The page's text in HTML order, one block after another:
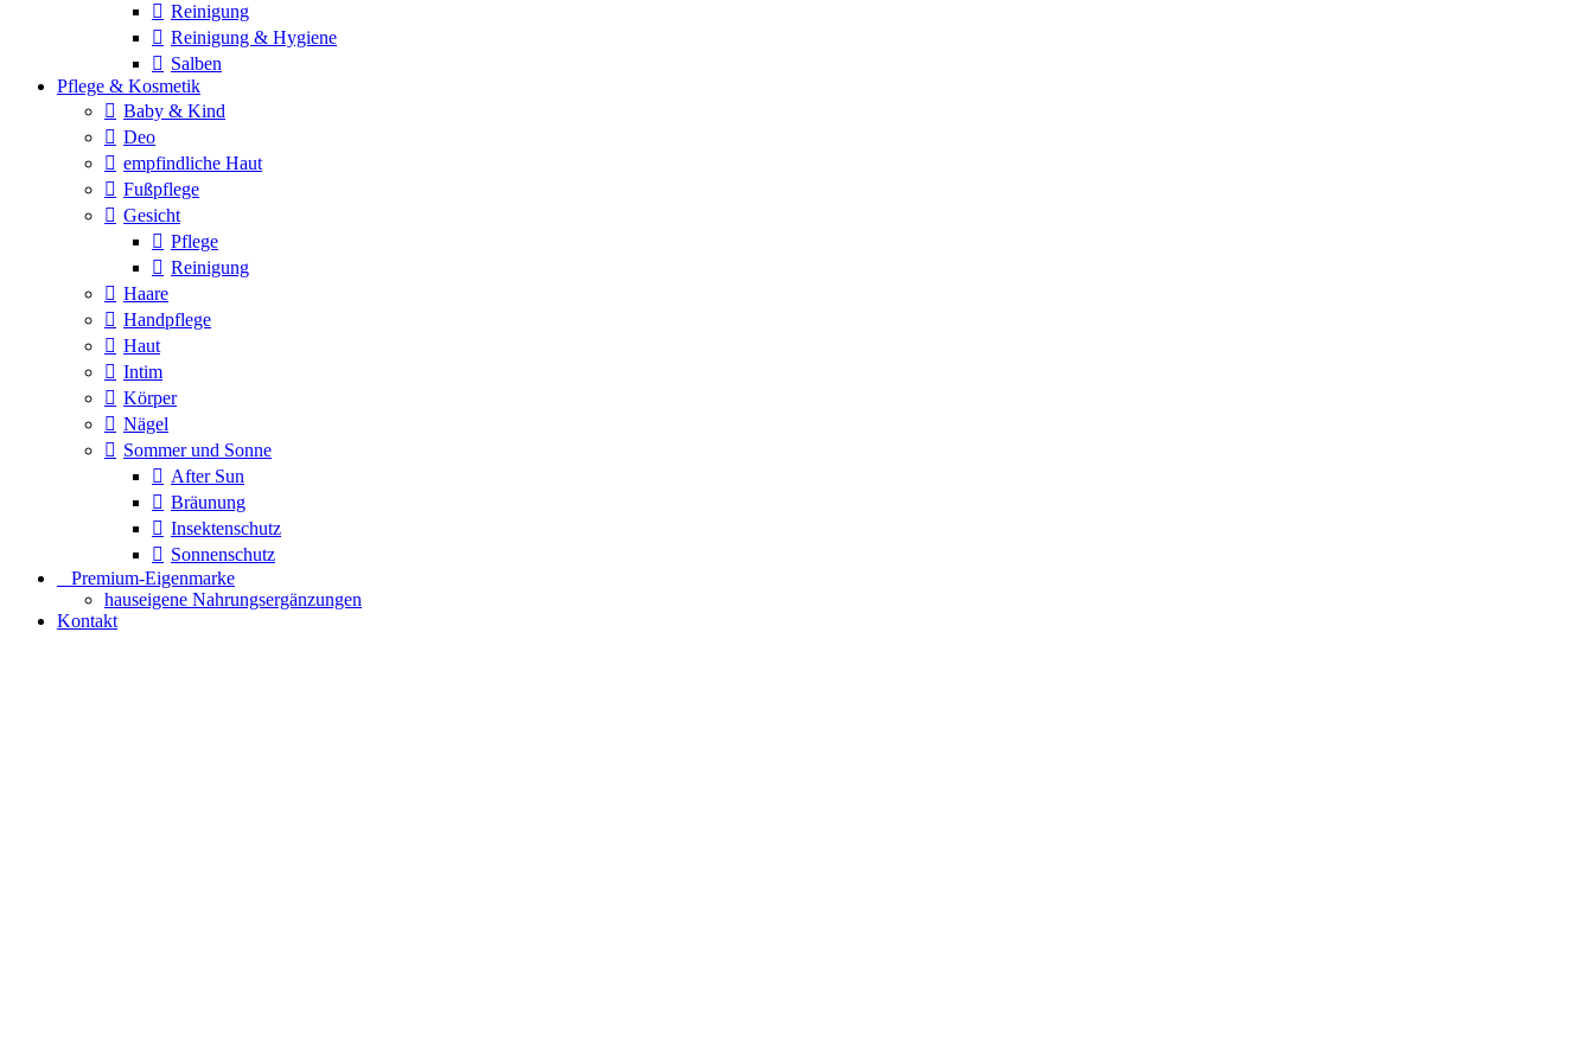
Reinigung
Reinigung & Hygiene
Salben
Pflege & Kosmetik
Baby & Kind
Deo
empfindliche Haut
Fußpflege
Gesicht
Pflege
Reinigung
Haare
Handpflege
Haut
Intim
Körper
Nägel
Sommer und Sonne
After Sun
Bräunung
Insektenschutz
Sonnenschutz
⠀​Premium-Eigenmarke
hauseigene Nahrungsergänzungen
Kontakt